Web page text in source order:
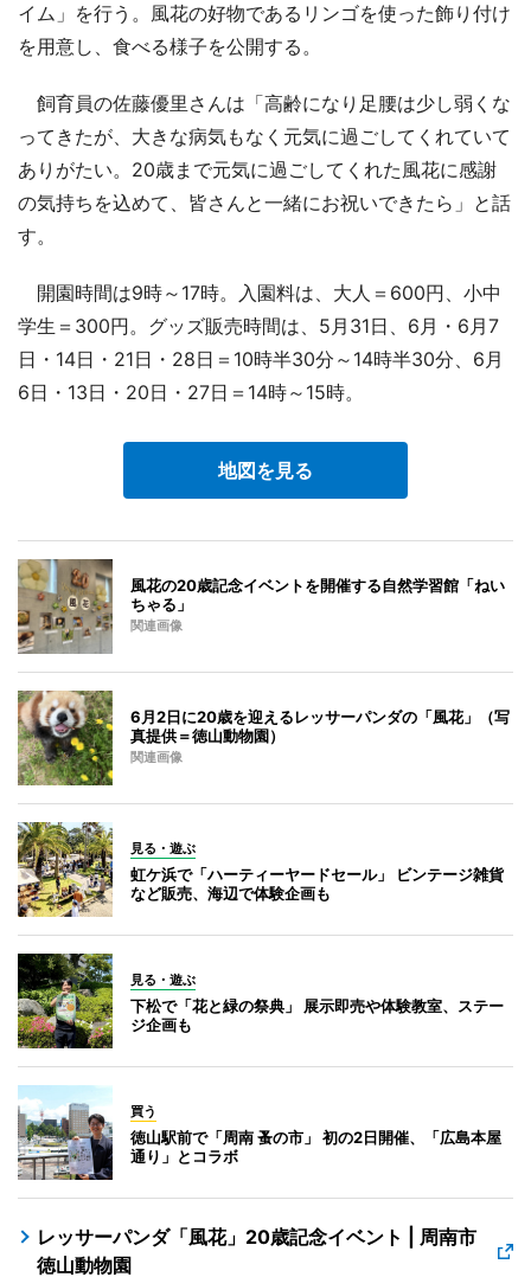
イム」を行う。風花の好物であるリンゴを使った飾り付け
を用意し、食べる様子を公開する。
飼育員の佐藤優里さんは「高齢になり足腰は少し弱くな
ってきたが、大きな病気もなく元気に過ごしてくれていて
ありがたい。20歳まで元気に過ごしてくれた風花に感謝
の気持ちを込めて、皆さんと一緒にお祝いできたら」と話
す。
開園時間は9時～17時。入園料は、大人＝600円、小中
学生＝300円。グッズ販売時間は、5月31日、6月・6月7
日・14日・21日・28日＝10時半30分～14時半30分、6月
6日・13日・20日・27日＝14時～15時。
地図を見る
風花の20歳記念イベントを開催する自然学習館「ねい
ちゃる」
関連画像
6月2日に20歳を迎えるレッサーパンダの「風花」（写
真提供＝徳山動物園）
関連画像
見る・遊ぶ
虹ケ浜で「ハーティーヤードセール」 ビンテージ雑貨
など販売、海辺で体験企画も
見る・遊ぶ
下松で「花と緑の祭典」 展示即売や体験教室、ステー
ジ企画も
買う
徳山駅前で「周南 蚤の市」 初の2日開催、「広島本屋
通り」とコラボ
レッサーパンダ「風花」20歳記念イベント | 周南市
徳山動物園